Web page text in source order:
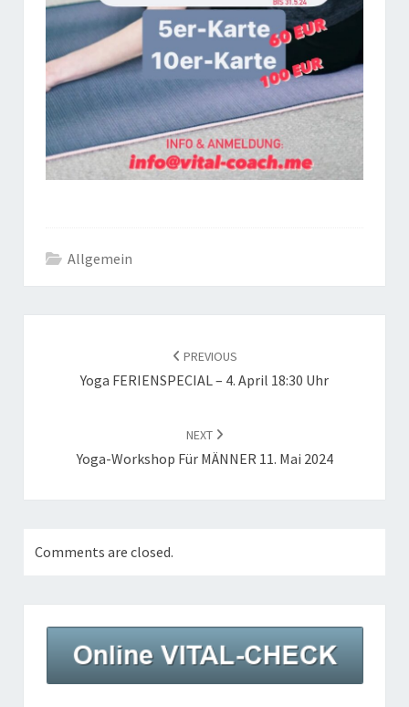
Allgemein
PREVIOUS
Yoga FERIENSPECIAL – 4. April 18:30 Uhr
NEXT
Yoga-Workshop Für MÄNNER 11. Mai 2024
Comments are closed.